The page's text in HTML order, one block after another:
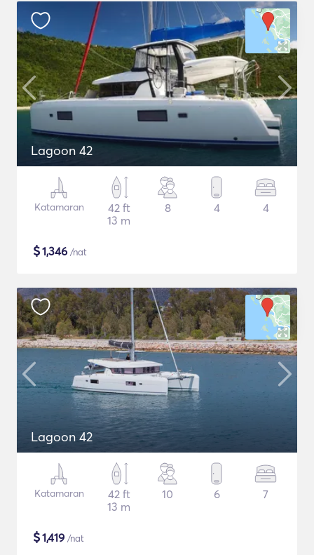
Lagoon 42
Katamaran
42 ft
13 m
8 4 4
$1,346 /nat
Lagoon 42
Katamaran
42 ft
13 m
10 6 7
$1,419 /nat